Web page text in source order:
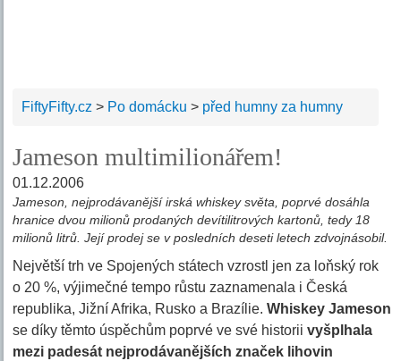
FiftyFifty.cz > Po domácku > před humny za humny
Jameson multimilionářem!
01.12.2006
Jameson, nejprodávanější irská whiskey světa, poprvé dosáhla
hranice dvou milionů prodaných devítilitrových kartonů, tedy 18
milionů litrů. Její prodej se v posledních deseti letech zdvojnásobil.
Největší trh ve Spojených státech vzrostl jen za loňský rok
o 20 %, výjimečné tempo růstu zaznamenala i Česká
republika, Jižní Afrika, Rusko a Brazílie.Whiskey Jameson
se díky těmto úspěchům poprvé ve své historiivyšplhala
mezi padesát nejprodávanějších značek lihovin